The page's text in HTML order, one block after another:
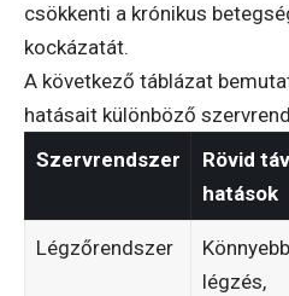
csökkenti a krónikus
kockázatát.
A következő táblázat
hatásait különböző
Szervrendszer
Rövid
hatások
Légzőrendszer
Könnyebb
légzés,